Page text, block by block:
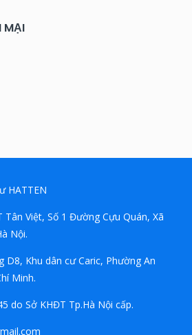
MẠI
HATTEN
Tân Việt, Số 1 Đường Cựu Quán, Xã
Nội.
D8, Khu dân cư Caric, Phường An
Minh.
do Sở KHĐT Tp.Hà Nội cấp.